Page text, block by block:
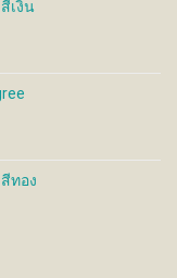
เงิน
ทอง